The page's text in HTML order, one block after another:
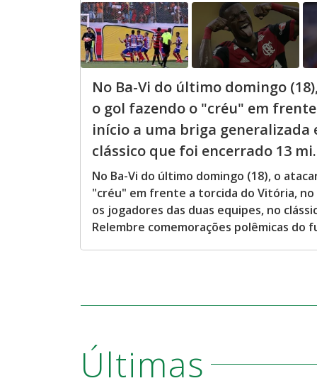
No Ba-Vi do último domingo
o gol fazendo o "créu" em
início a uma briga generalizada
clássico que foi encerrado 13
No Ba-Vi do último domingo (18), o
"créu" em frente a torcida do Vitória,
os jogadores das duas equipes, no
Relembre comemorações polêmicas do
Últimas